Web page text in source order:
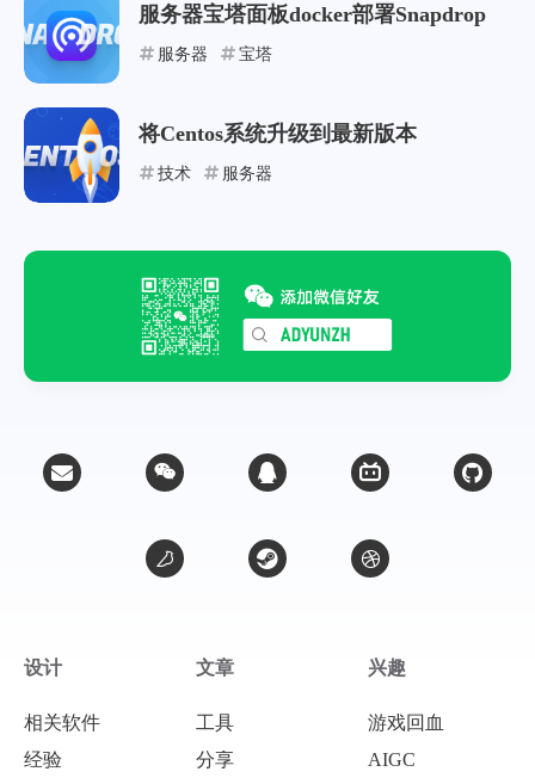
微信 支付宝
服务器宝塔面板docker部署Snapdrop
服务器 宝塔
将Centos系统升级到最新版本
技术 服务器
设计
相关软件
经验
文章
工具
分享
兴趣
游戏回血
AIGC